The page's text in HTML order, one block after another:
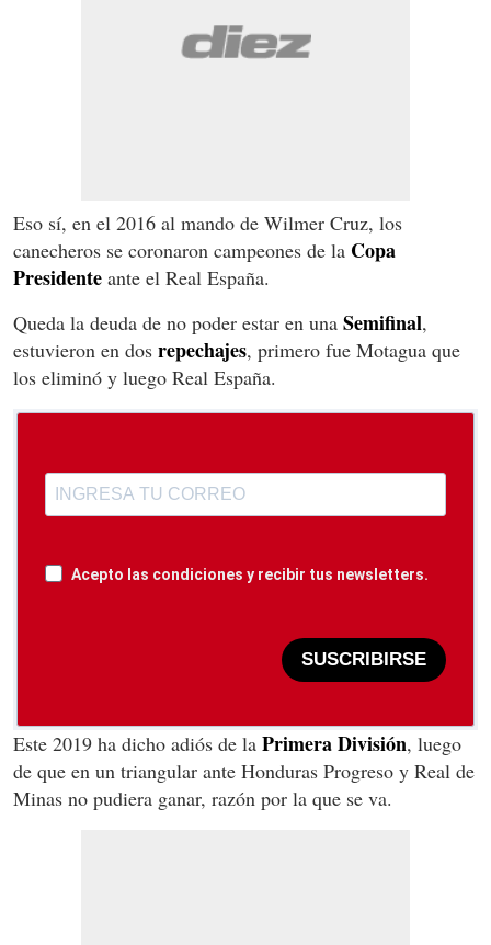
Eso sí, en el 2016 al mando de Wilmer Cruz, los
canecheros se coronaron campeones de la Copa
Presidente ante el Real España.
Queda la deuda de no poder estar en una Semifinal,
estuvieron en dos repechajes, primero fue Motagua que
los eliminó y luego Real España.
Acepto las condiciones y recibir tus newsletters.
SUSCRIBIRSE
Este 2019 ha dicho adiós de la Primera División, luego
de que en un triangular ante Honduras Progreso y Real de
Minas no pudiera ganar, razón por la que se va.